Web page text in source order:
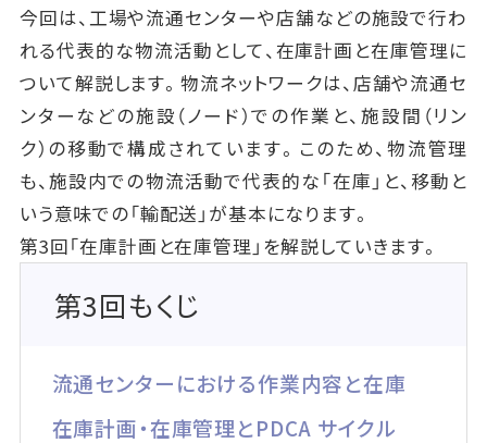
今回は、工場や流通センターや店舗などの施設で行わ
れる代表的な物流活動として、在庫計画と在庫管理に
ついて解説します。物流ネットワークは、店舗や流通セ
ンターなどの施設（ノード）での作業と、施設間（リン
ク）の移動で構成されています。このため、物流管理
も、施設内での物流活動で代表的な「在庫」と、移動と
いう意味での「輸配送」が基本になります。
第3回「在庫計画と在庫管理」を解説していきます。
第3回もくじ
流通センターにおける作業内容と在庫
在庫計画・在庫管理とPDCA サイクル